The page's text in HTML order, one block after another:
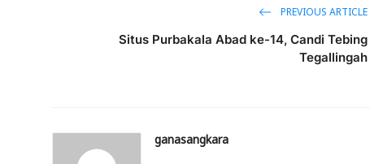
PREVIOUS ARTICLE
Situs Purbakala Abad ke-14, Candi Tebing
Tegallingah
ganasangkara